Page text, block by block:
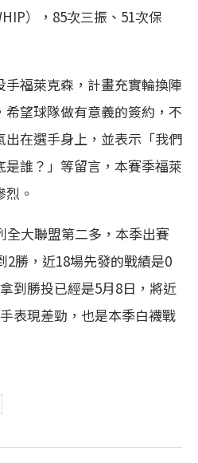
），85次三振、51次保
福萊克森，計畫充實輪換陣
望球隊做有意義的簽約，不
在選手身上，並表示「我們
誰？」等留言，本賽季福萊
。
全大聯盟第二多，本季出賽
2勝，近18場先發的戰績是0
到勝投已經是5月8日，將近
表現差勁，也是本季白襪戰